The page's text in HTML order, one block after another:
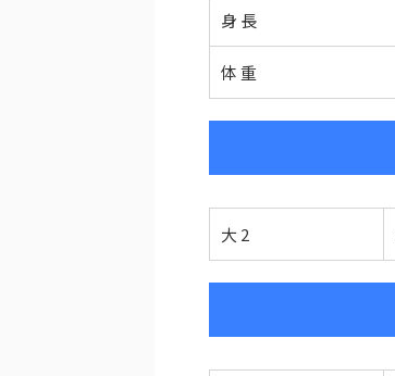
身長
体重
大2